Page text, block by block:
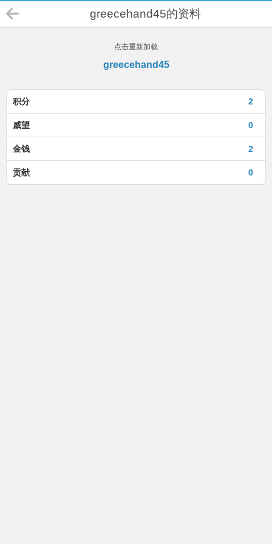
greecehand45的资料
点击重新加载
greecehand45
2
积分
0
威望
2
金钱
0
贡献